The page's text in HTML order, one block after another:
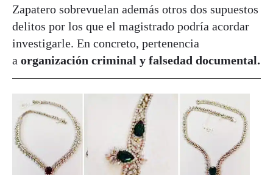
Zapatero sobrevuelan además otros dos supuestos
delitos por los que el magistrado podría acordar
investigarle. En concreto, pertenencia
a organización criminal y falsedad documental.